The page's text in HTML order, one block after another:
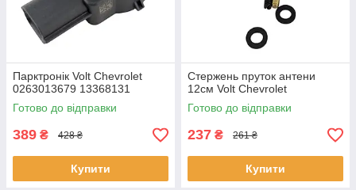
Парктронік Volt Chevrolet
0263013679 13368131
Готово до відправки
389 ₴ 428 ₴
Купити
Стержень пруток антени
12см Volt Chevrolet
Готово до відправки
237 ₴ 261 ₴
Купити